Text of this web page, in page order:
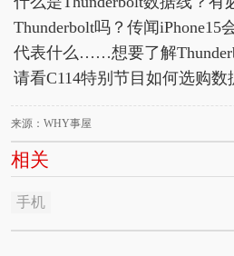
Thunderbolt吗？传闻iPhone15
代表什么……想要了解
请看C114特别节目如何选购数
来源：WHY事屋
相关
手机